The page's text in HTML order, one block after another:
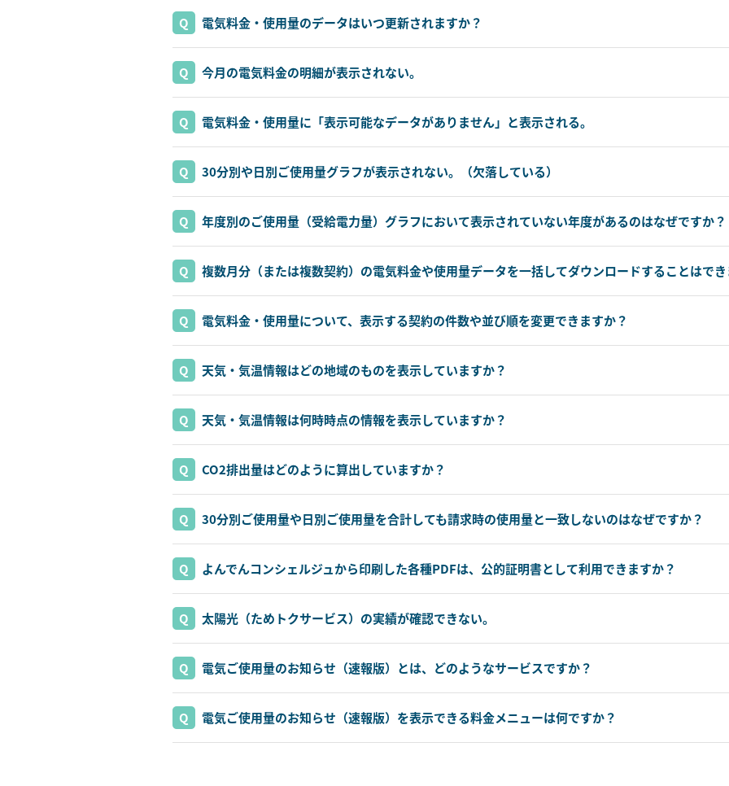
電気料金・使用量のデータはいつ更新されますか？
今月の電気料金の明細が表示されない。
電気料金・使用量に「表示可能なデータがありません」と表示される。
30分別や日別ご使用量グラフが表示されない。（欠落している）
年度別のご使用量（受給電力量）グラフにおいて表示されていない年度があるのはなぜですか？
複数月分（または複数契約）の電気料金や使用量データを一括してダウンロードすることはで
電気料金・使用量について、表示する契約の件数や並び順を変更できますか？
天気・気温情報はどの地域のものを表示していますか？
天気・気温情報は何時時点の情報を表示していますか？
CO2排出量はどのように算出していますか？
30分別ご使用量や日別ご使用量を合計しても請求時の使用量と一致しないのはなぜですか？
よんでんコンシェルジュから印刷した各種PDFは、公的証明書として利用できますか？
太陽光（ためトクサービス）の実績が確認できない。
電気ご使用量のお知らせ（速報版）とは、どのようなサービスですか？
電気ご使用量のお知らせ（速報版）を表示できる料金メニューは何ですか？